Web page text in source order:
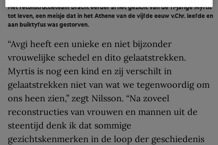
Het reconstructieteam bracht eerder al het gezicht van de 11-jarige Myrtis
tot leven, een meisje dat in het Athene van de vijfde eeuw v.Chr. leefde en
aan buiktyfus was gestorven.
“Avgi heeft een unieke en niet bijzonder
vrouwelijke schedel en dito gelaatstrekken.
Myrtis is nog een kind en zij verschilt in
gelaatstrekken niet van wat we tegenwoordig om
ons heen zien,” zegt Nilsson. “Na zoveel
reconstructies van vrouwen en mannen uit de
steentijd denk ik dat sommige
gezichtskenmerken in de loop der geschiedenis